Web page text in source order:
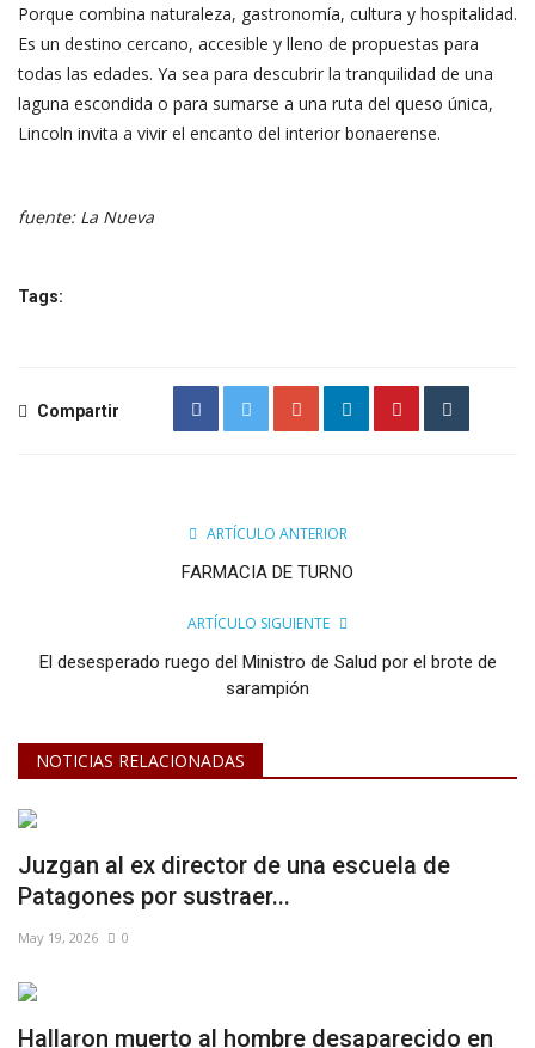
Porque combina naturaleza, gastronomía, cultura y hospitalidad.
Es un destino cercano, accesible y lleno de propuestas para
todas las edades. Ya sea para descubrir la tranquilidad de una
laguna escondida o para sumarse a una ruta del queso única,
Lincoln invita a vivir el encanto del interior bonaerense.
fuente: La Nueva
Tags:
Compartir
ARTÍCULO ANTERIOR
FARMACIA DE TURNO
ARTÍCULO SIGUIENTE
El desesperado ruego del Ministro de Salud por el brote de
sarampión
NOTICIAS RELACIONADAS
Juzgan al ex director de una escuela de
Patagones por sustraer...
May 19, 2026 0
Hallaron muerto al hombre desaparecido en